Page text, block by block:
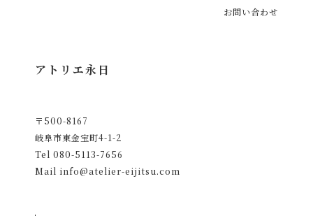
アトリエ永日
〒500-8167
岐阜市東金宝町4-1-2
Tel 080-5113-7656
Mail info@atelier-eijitsu.com
お問い合わせ